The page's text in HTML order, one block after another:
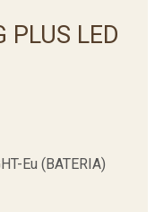
PLUS LED
Eu (BATERIA)